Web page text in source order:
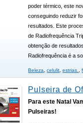
poder térmico, este
conseguindo reduzir
resultados. Este
de Radiofrequência
obtenção de
Radiofrequência é a
Beleza,celulit,estrias.,
Pulseira de
Para este Natal
Pulseiras!